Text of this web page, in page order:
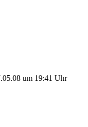
um 19:41 Uhr